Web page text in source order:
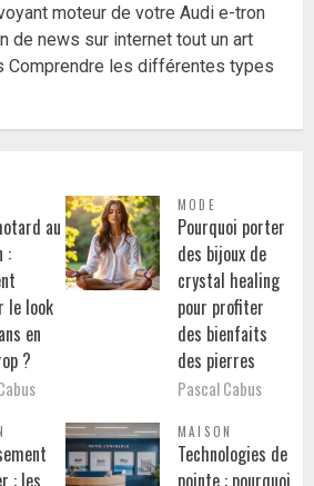
moteur de votre Audi e-tron
de news sur internet tout un art
Comprendre les différentes types
au
:
le look
en
?
MODE
Pourquoi porter
des bijoux de
crystal healing
pour profiter
des bienfaits
des pierres
Pascal Cabus
: les
MAISON
Technologies de
pointe : pourquoi